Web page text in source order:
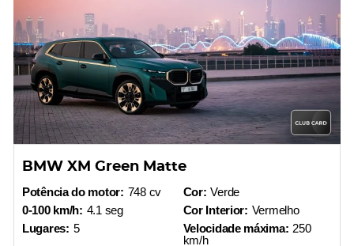
BMW XM Green Matte
Potência do motor: 748 cv
0-100 km/h: 4.1 seg
Lugares: 5
Cor: Verde
Cor Interior: Vermelho
Velocidade máxima: 250
km/h